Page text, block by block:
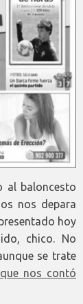
al baloncesto
nos depara
hoy
chico. No
se trate
nos contó